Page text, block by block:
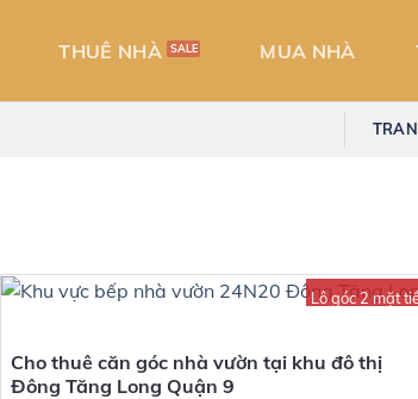
THUÊ NHÀ MUA NHÀ
Lô góc 2 mặt
Cho thuê căn góc nhà vườn tại khu đô thị
Đông Tăng Long Quận 9